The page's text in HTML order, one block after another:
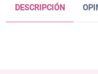
DESCRIPCIÓN